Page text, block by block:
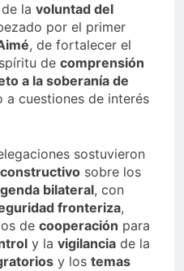
la voluntad del
por el primer
, de fortalecer el
de comprensión
a la soberanía de
a cuestiones de interés
sostuvieron
sobre los
bilateral, con
fronteriza,
de cooperación para
y la vigilancia de la
y los temas